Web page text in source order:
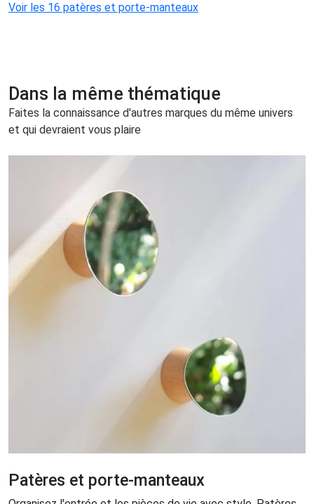
Voir les 16 patères et porte-manteaux
Dans la même thématique
Faites la connaissance d'autres marques du même univers
et qui devraient vous plaire
Patères et porte-manteaux